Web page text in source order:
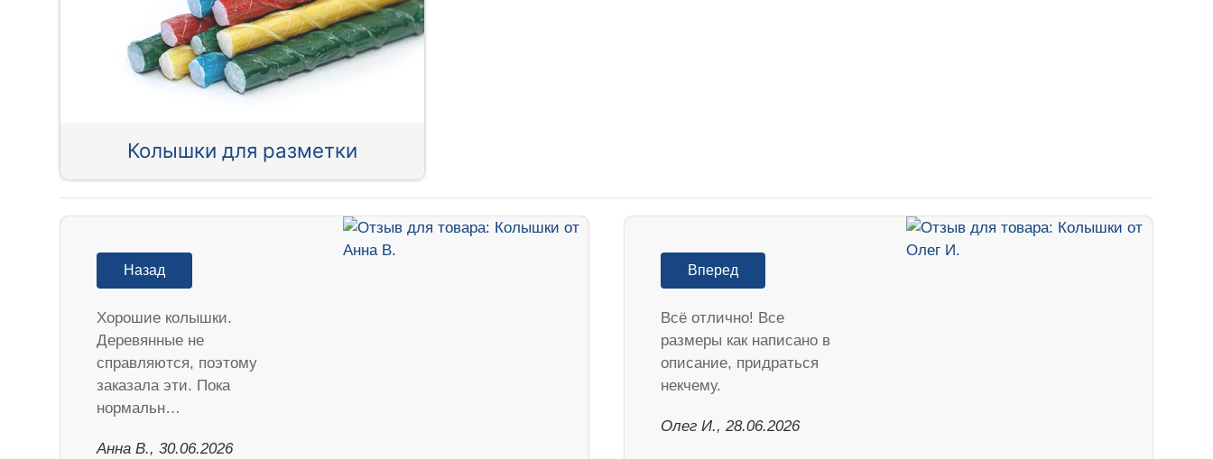
Колышки для разметки
Назад
Хорошие колышки.
Деревянные не
справляются, поэтому
заказала эти. Пока
нормальн…
Анна В., 30.06.2026
Вперед
Всё отлично! Все
размеры как написано в
описание, придраться
некчему.
Олег И., 28.06.2026